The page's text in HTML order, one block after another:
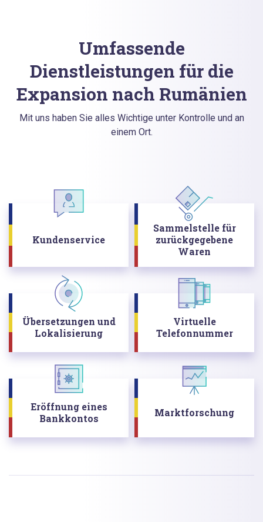
Umfassende
Dienstleistungen für die
Expansion nach Rumänien
Mit uns haben Sie alles Wichtige unter Kontrolle und an
einem Ort.
Kundenservice
Sammelstelle für
zurückgegebene
Waren
Übersetzungen und
Lokalisierung
Virtuelle
Telefonnummer
Eröffnung eines
Bankkontos
Marktforschung